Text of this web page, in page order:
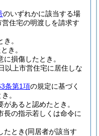
のいずれかに該当する場
住宅の明渡しを請求す
。
き。
損傷したとき。
以上市営住宅に居住しな
条第1項の規定に基づく
。
あると認めたとき。
長の指示若しくは命令に
たとき(同居者が該当す